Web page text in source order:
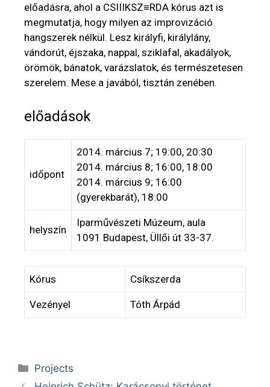
előadásra, ahol a CSIIIKSZ≡RDA kórus azt is
megmutatja, hogy milyen az improvizáció
hangszerek nélkül. Lesz királyfi, királylány,
vándorút, éjszaka, nappal, sziklafal, akadályok,
örömök, bánatok, varázslatok, és természetesen
szerelem. Mese a javából, tisztán zenében.
előadások
időpont
2014. március 7; 19:00, 20:30
2014. március 8; 16:00, 18:00
2014. március 9; 16:00
(gyerekbarát), 18:00
helyszín
Iparművészeti Múzeum, aula
1091 Budapest, Üllői út 33-37.
Kórus Csíkszerda
Vezényel Tóth Árpád
Projects